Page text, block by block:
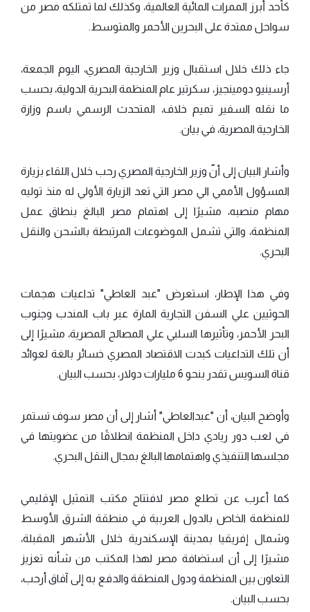
كأحد أبرز الممرات المائية العالمية، وكذلك لما تمتلكه مصر من
سواحل ممتدة على البحرين الأحمر والمتوسط.
جاء ذلك خلال استقبال وزير الخارجية المصري، اليوم الجمعة،
أرسينيو دومينجيز، سكرتير عام المنظمة البحرية الدولية، بحسب
ما نقله السفير تميم خلاف، المتحدث الرسمي باسم وزارة
الخارجية المصرية، في بيان.
وأشار البيان إلى أنّ وزير الخارجية المصري رحب خلال اللقاء بزيارة
المسؤول الأممي الي مصر التي تعد الزيارة الأولي له منذ توليه
مهام منصبه، مشيرًا إلى اهتمام مصر البالغ بنطاق عمل
المنظمة، والتي تشمل الموضوعات المرتبطة بالشحن والنقل
البحري.
وفي هذا الإطار، استعرض "عبد العاطي" تداعيات هجمات
الحوثيين علي السفن التجارية المارة عبر باب المندب وجنوب
البحر الأحمر، وتأثيرها السلبي علي المصالح المصرية، مشيرًا إلى
أن تلك التداعيات كبدت الاقتصاد المصري خسائر بالغة لعوائد
قناة السويس تقدر بنحو 6 مليارات دولار، بحسب البيان.
وأوضح البيان، أن "عبدالعاطي" أشار إلى أن مصر سوف تستمر
في لعب دور ريادي داخل المنظمة انطلاقًا من عضويتها في
مجلسها التنفيذي واهتمامها البالغ بمجال النقل البحري.
كما أعرب عن تطلع مصر لافتتاح مكتب التمثيل الإقليمي
للمنظمة الخاص بالدول العربية في منطقة الشرق الأوسط
وشمال إفريقيا بمدينة الإسكندرية خلال الأشهر المقبلة،
مشيرًا إلى أن استضافة مصر لهذا المكتب من شأنه تعزيز
التعاون بين المنظمة ودول المنطقة والدفع به إلى آفاق أرحب،
بحسب البيان.